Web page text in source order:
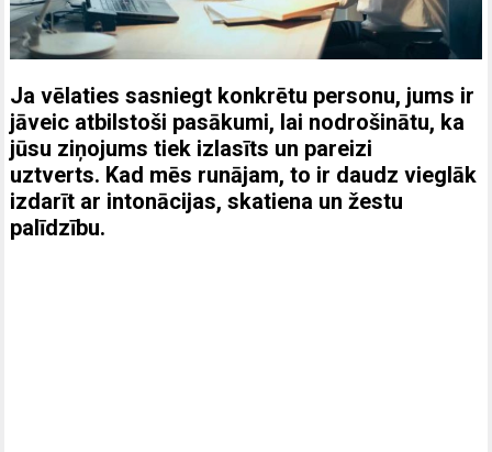
Ja vēlaties sasniegt konkrētu personu, jums ir
jāveic atbilstoši pasākumi, lai nodrošinātu, ka
jūsu ziņojums tiek izlasīts un pareizi
uztverts. Kad mēs runājam, to ir daudz vieglāk
izdarīt ar intonācijas, skatiena un žestu
palīdzību.